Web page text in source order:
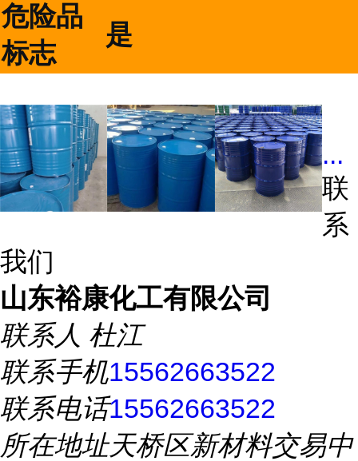
危险品
标志
是
...
联
系
我们
山东裕康化工有限公司
联系人 杜江
联系手机15562663522
联系电话15562663522
所在地址天桥区新材料交易中